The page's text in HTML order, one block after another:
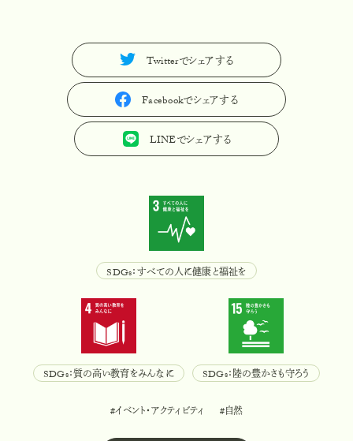
Twitterでシェアする
Twitterでシェアする
Facebookでシェアする
Facebookでシェアする
LINEでシェアする
LINEでシェアする
SDGs：すべての人に健康と福祉を
SDGs：すべての人に健康と福祉を
SDGs：質の高い教育をみんなに
SDGs：質の高い教育をみんなに SDGs：陸の豊かさも守ろう
SDGs：陸の豊かさも守ろう
#イベント・アクティビティ
#イベント・アクティ ビティ #自然
#自然